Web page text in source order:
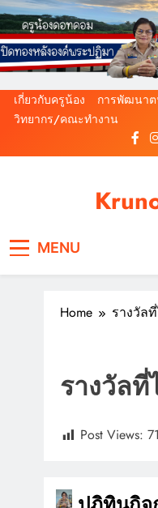
Skip
to
content
เกี่ยวกับครูน้อง การพัฒนาต
วิทยากร/คณะทำงาน
MENU
Home รางวัล
รางวัลที่
Post Views: